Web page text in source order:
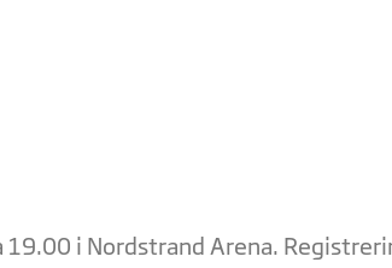
i Nordstrand Arena.